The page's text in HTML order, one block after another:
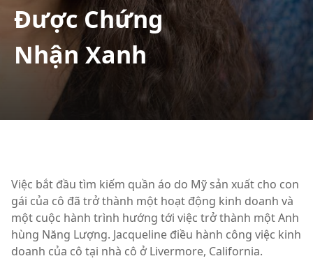
Được Chứng
Nhận Xanh
Việc bắt đầu tìm kiếm quần áo do Mỹ sản xuất cho con
gái của cô đã trở thành một hoạt động kinh doanh và
một cuộc hành trình hướng tới việc trở thành một Anh
hùng Năng Lượng. Jacqueline điều hành công việc kinh
doanh của cô tại nhà cô ở Livermore, California.